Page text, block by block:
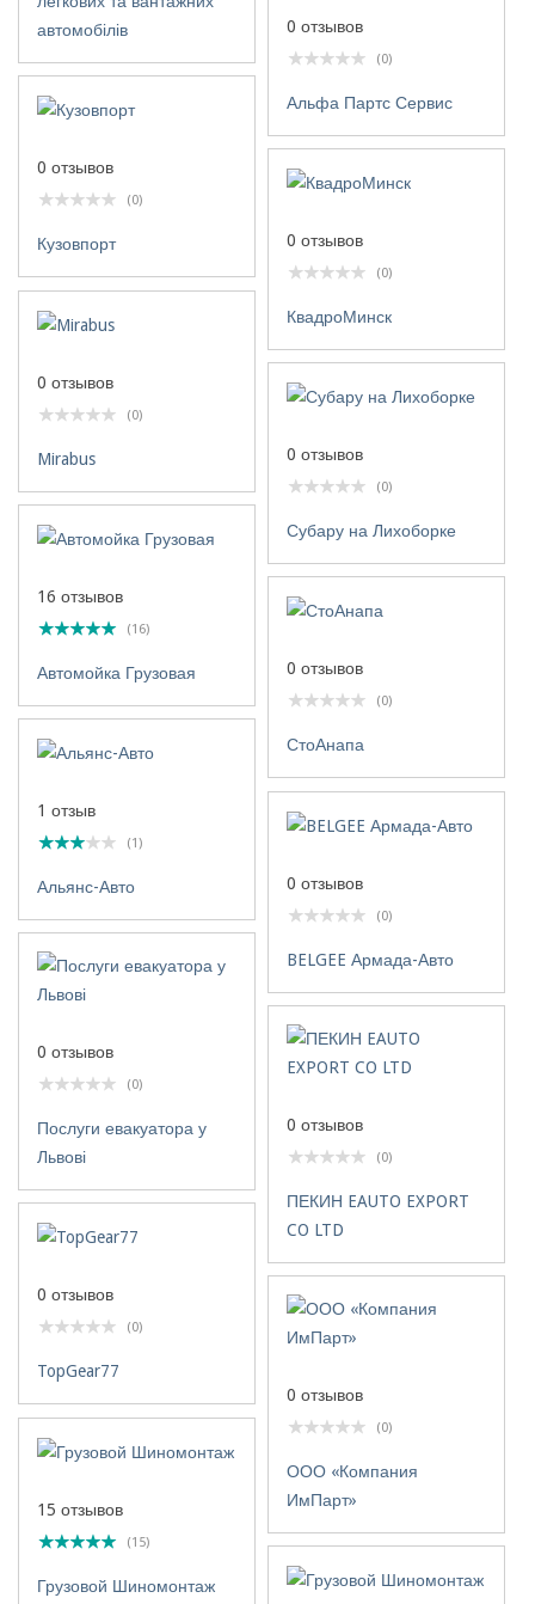
автомобілів
0 отзывов
(0)
Альфа Партс Сервис
0 отзывов
(0)
Кузовпорт 0 отзывов
(0)
КвадроМинск
0 отзывов
(0)
Mirabus 0 отзывов
(0)
Субару на Лихоборке
16 отзывов
(16)
Автомойка Грузовая 0 отзывов
(0)
СтоАнапа
1 отзыв
(1)
Альянс-Авто 0 отзывов
(0)
BELGEE Армада-Авто
0 отзывов
(0)
Послуги евакуатора у
Львові
0 отзывов
(0)
ПЕКИН EAUTO EXPORT
CO LTD
0 отзывов
(0)
TopGear77
0 отзывов
(0)
ООО «Компания
ИмПарт»
15 отзывов
(15)
Грузовой Шиномонтаж